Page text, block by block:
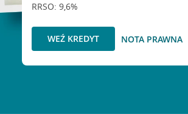
RRSO: 9,6%
WEŹ KREDYT NOTA PRAWNA